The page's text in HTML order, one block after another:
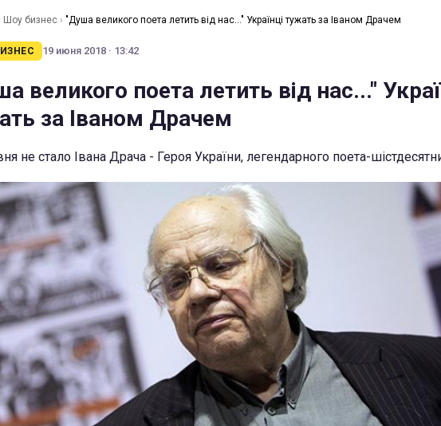
Шоу бизнес › "Душа великого поета летить від нас..." Українці тужать за Іваном Драчем
19 июня 2018 · 13:42
великого поета летить від нас..."
за Іваном Драчем
не стало Івана Драча - Героя України, легендарного поета-